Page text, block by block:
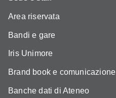
Area riservata
Bandi e gare
Iris Unimore
Brand book e comunicazione
Banche dati di Ateneo